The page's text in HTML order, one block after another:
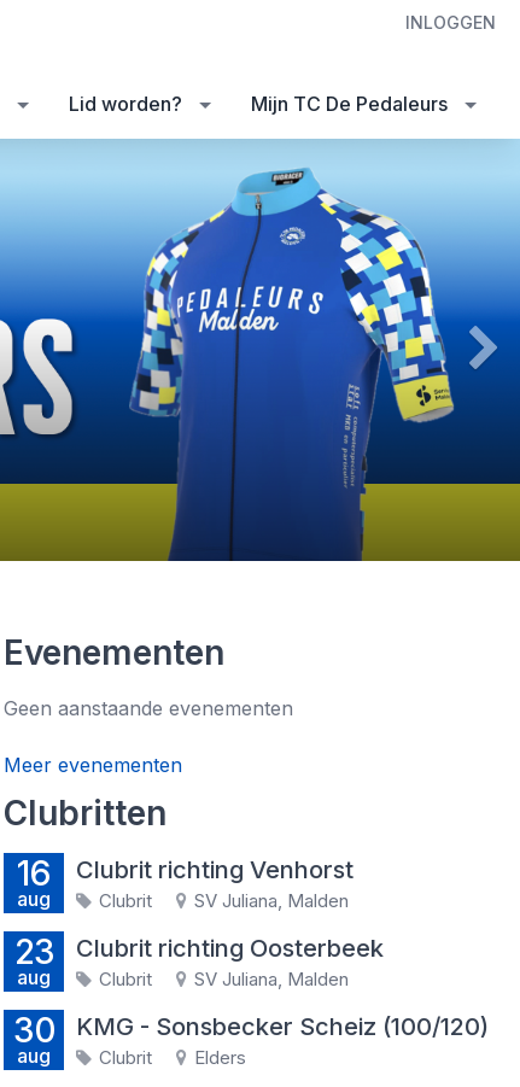
INLOGGEN
Lid worden? Mijn TC De Pedaleurs
Evenementen
Geen aanstaande evenementen
Meer evenementen
Clubritten
16
aug
Clubrit richting Venhorst
Clubrit SV Juliana, Malden
23
aug
Clubrit richting Oosterbeek
Clubrit SV Juliana, Malden
30
aug
KMG - Sonsbecker Scheiz (100/120)
Clubrit Elders